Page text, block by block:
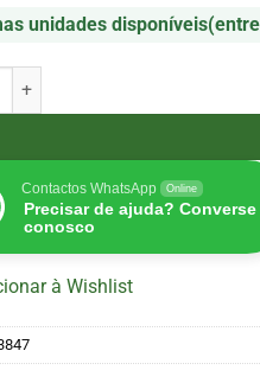
unidades disponíveis
de Natural Power Final
Contactos WhatsApp Online
Precisar de ajuda? Converse
conosco
à Wishlist